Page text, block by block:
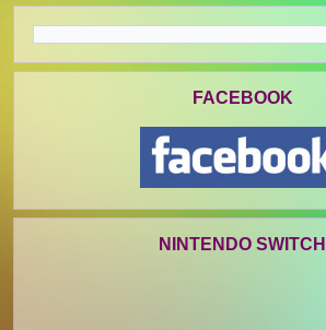
FACEBOOK
NINTENDO SWITCH